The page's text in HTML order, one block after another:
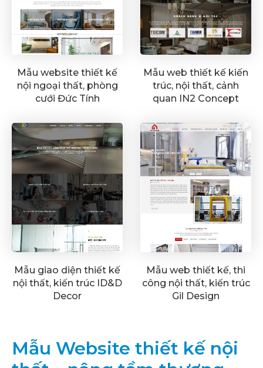
Mẫu website thiết kế
nội ngoại thất, phòng
cưới Đức Tính
Mẫu web thiết kế kiến
trúc, nội thất, cảnh
quan IN2 Concept
Mẫu giao diện thiết kế
nội thất, kiến trúc ID&D
Decor
Mẫu web thiết kế, thi
công nội thất, kiến trúc
Gil Design
Mẫu Website thiết kế nội